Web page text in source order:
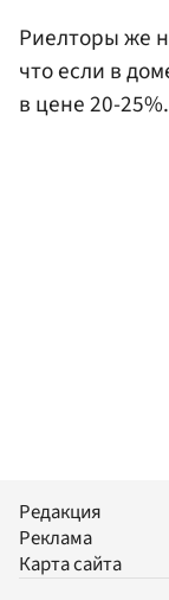
Риелторы же
что если в
в цене 20-25%.
Редакция
Реклама
Карта сайта